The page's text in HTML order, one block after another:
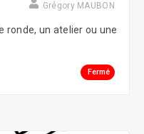
Grégory MAUBON
ronde, un atelier ou une
Fermé